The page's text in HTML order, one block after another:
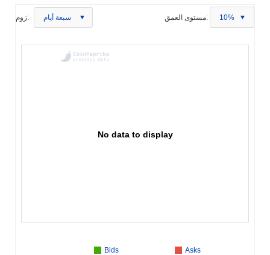
زوم: سبعة أيام مستوى العمق: 10%
No data to display
Bids
Asks